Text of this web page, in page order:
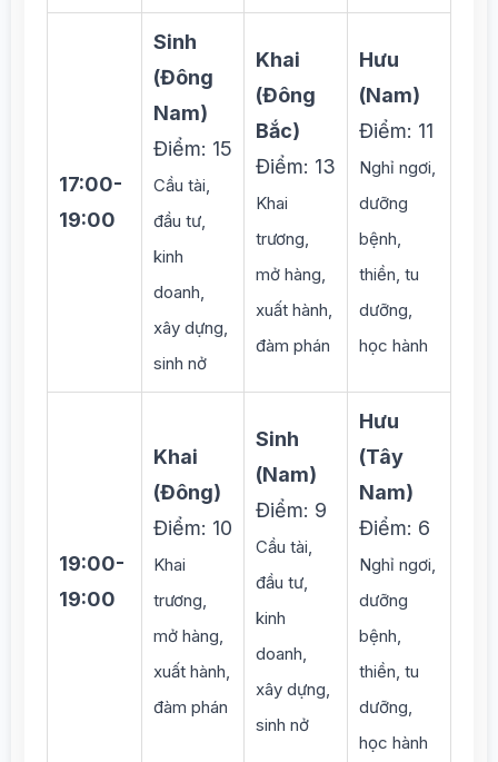
17:00-
19:00
Sinh
(Đông
Nam)
Điểm: 15
Cầu tài,
đầu tư,
kinh
doanh,
xây dựng,
sinh nở
Khai
(Đông
Bắc)
Điểm: 13
Khai
trương,
mở hàng,
xuất hành,
đàm phán
Hưu
(Nam)
Điểm: 11
Nghỉ ngơi,
dưỡng
bệnh,
thiền, tu
dưỡng,
học hành
19:00-
19:00
Khai
(Đông)
Điểm: 10
Khai
trương,
mở hàng,
xuất hành,
đàm phán
Sinh
(Nam)
Điểm: 9
Cầu tài,
đầu tư,
kinh
doanh,
xây dựng,
sinh nở
Hưu
(Tây
Nam)
Điểm: 6
Nghỉ ngơi,
dưỡng
bệnh,
thiền, tu
dưỡng,
học hành